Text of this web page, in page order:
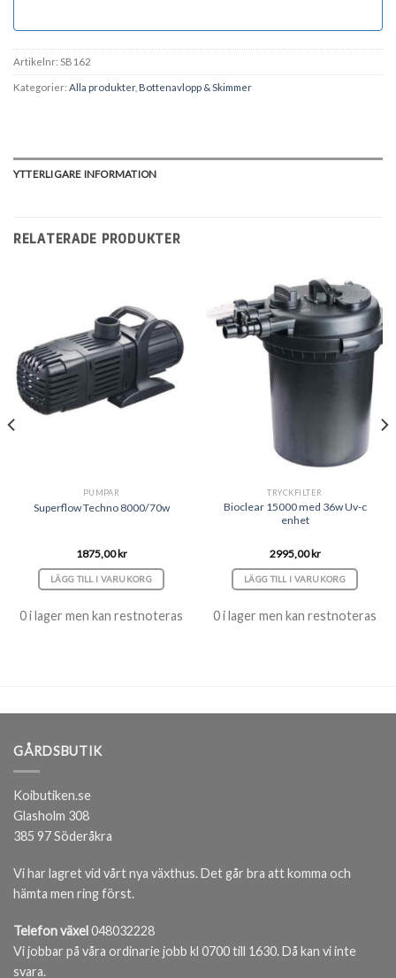
Artikelnr: SB162
Kategorier: Alla produkter, Bottenavlopp & Skimmer
YTTERLIGARE INFORMATION
RELATERADE PRODUKTER
PUMPAR
Superflow Techno 8000/70w
1875,00kr
LÄGG TILL I VARUKORG
0 i lager men kan restnoteras
TRYCKFILTER
Bioclear 15000 med 36w Uv-c
enhet
2995,00kr
LÄGG TILL I VARUKORG
0 i lager men kan restnoteras
GÅRDSBUTIK
Koibutiken.se
Glasholm 308
385 97 Söderåkra
Vi har lagret vid vårt nya växthus. Det går bra att komma och
hämta men ring först.
Telefon växel048032228
Vi jobbar på våra ordinarie jobb kl 0700 till 1630. Då kan vi inte
svara.